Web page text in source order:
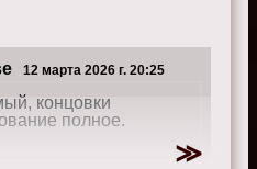
12 марта 2026 г. 20:25
концовки
полное.